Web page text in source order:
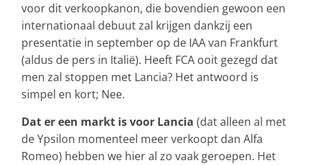
voor dit verkoopkanon, die bovendien gewoon een
internationaal debuut zal krijgen dankzij een
presentatie in september op de IAA van Frankfurt
(aldus de pers in Italië). Heeft FCA ooit gezegd dat
men zal stoppen met Lancia? Het antwoord is
simpel en kort; Nee.
Dat er een markt is voor Lancia (dat alleen al met
de Ypsilon momenteel meer verkoopt dan Alfa
Romeo) hebben we hier al zo vaak geroepen. Het